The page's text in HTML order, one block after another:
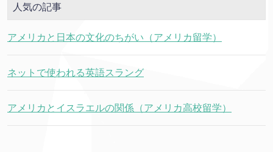
人気の記事
アメリカと日本の文化のちがい（アメリカ留学）
ネットで使われる英語スラング
アメリカとイスラエルの関係（アメリカ高校留学）